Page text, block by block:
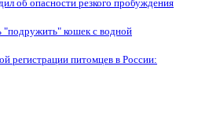
об опасности резкого пробуждения
"подружить" кошек с водной
регистрации питомцев в России: